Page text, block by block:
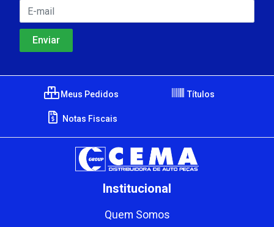
Meus Pedidos Títulos
Notas Fiscais
Institucional
Quem Somos